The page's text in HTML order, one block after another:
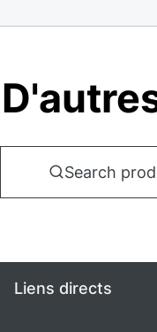
Search
Liens directs